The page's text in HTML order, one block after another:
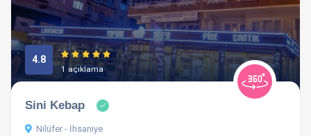
4.8
1 açıklama
Sini Kebap
Nilüfer - İhsaniye